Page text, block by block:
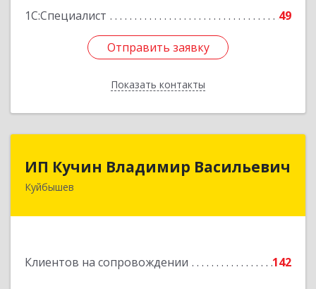
1С:Специалист
49
Отправить заявку
Показать контакты
Отправить заявку
Назад
ИП Кучин Владимир Васильевич
Куйбышев
Клиентов на сопровождении 142
632387, Новосибирская обл, Куйбышев г,